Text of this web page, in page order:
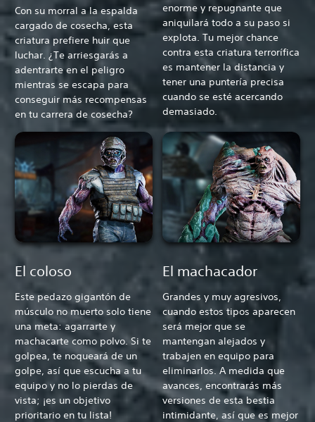
Con su morral a la espalda
cargado de cosecha, esta
criatura prefiere huir que
luchar. ¿Te arriesgarás a
adentrarte en el peligro
mientras se escapa para
conseguir más recompensas
en tu carrera de cosecha?
enorme y repugnante que
aniquilará todo a su paso si
explota. Tu mejor chance
contra esta criatura terrorífica
es mantener la distancia y
tener una puntería precisa
cuando se esté acercando
demasiado.
El coloso
Este pedazo gigantón de
músculo no muerto solo tiene
una meta: agarrarte y
machacarte como polvo. Si te
golpea, te noqueará de un
golpe, así que escucha a tu
equipo y no lo pierdas de
vista; ¡es un objetivo
prioritario en tu lista!
El machacador
Grandes y muy agresivos,
cuando estos tipos aparecen
será mejor que se
mantengan alejados y
trabajen en equipo para
eliminarlos. A medida que
avances, encontrarás más
versiones de esta bestia
intimidante, así que es mejor